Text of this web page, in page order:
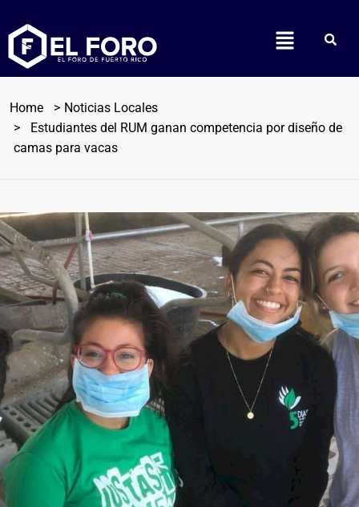
Home
Noticias Locales
Estudiantes del RUM ganan competencia por diseño de
camas para vacas